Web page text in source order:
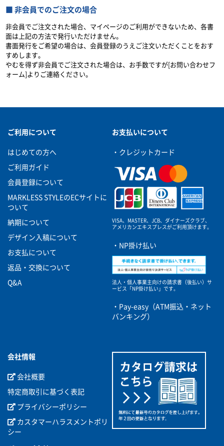
非会員でのご注文の場合
非会員でご注文された場合、マイページのご利用ができないため、各書
面は上記の方法で発行いただけません。
書面発行をご希望の場合は、会員登録のうえご注文いただくことをおす
すめします。
やむを得ず非会員でご注文された場合は、お手数ですが[お問い合わせフ
ォーム]よりご連絡ください。
ご利用について
はじめての方へ
ご利用ガイド
会員登録について
MARKLESS STYLEのECサイトに
ついて
納期について
デザイン入稿について
お支払について
返品・交換について
Q&A
お支払いについて
・クレジットカード
VISA、MASTER、JCB、ダイナーズクラブ、
アメリカンエキスプレスがご利用頂けます。
・NP掛け払い
法人・個人事業主向けの請求書（後払い）サ
ービス
「NP掛け払い」です。
・Pay-easy（ATM振込・ネット
バンキング）
会社情報
会社概要
特定商取引に基づく表記
プライバシーポリシー
カスタマーハラスメントポリ
シー